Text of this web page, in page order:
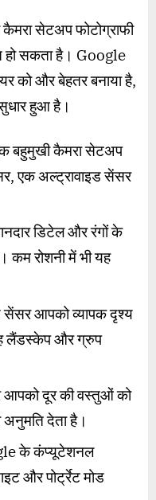
सेटअप फोटोग्राफी
हो सकता है। Google
को और बेहतर बनाया है,
हुआ है।
बहुमुखी कैमरा सेटअप
एक अल्ट्रावाइड सेंसर
डिटेल और रंगों के
कम रोशनी में भी यह
सेंसर आपको व्यापक दृश्य
लैंडस्केप और ग्रुप
आपको दूर की वस्तुओं को
देता है।
के कंप्यूटेशनल
और पोर्ट्रेट मोड